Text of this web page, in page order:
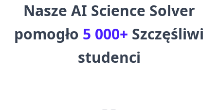
Nasze AI Science Solver
pomogło 5 000+ Szczęśliwi
studenci